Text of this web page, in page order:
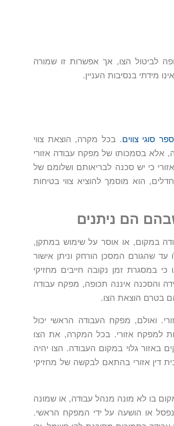
לביטול הצו, אך אפשרות זו שמורה
מידתי בנסיבות העניין.
סוגי צווים. בכל מקרה, הוצאת צווי
אלא בסמכותו של מפקח עבודה אזורי
כי יש סכנה לבריאותם ושלומם של
הוא מוסמך להוציא צווי בטיחות
הם ניתנים
במקום, או אוסר על שימוש במתקן,
עד שהגורם המסכן הורחק וניתן אישור
במסגרת זמן נקובה חייבים מחזיקי
והסכנה איננה תכופה, מפקח עבודה
בטרם הוצאת הצו.
ואולם, מפקח העבודה הראשי יכול
למפקח אזורי. בכל המקרה, את הצו
באזור גלוי במקום העבודה. הצו יהיה
דין אזורי בהתאם לבקשה של מחזיקי
בו לא מונה מנהל עבודה, או שמונה
או הושעה על ידי המפקח הראשי.